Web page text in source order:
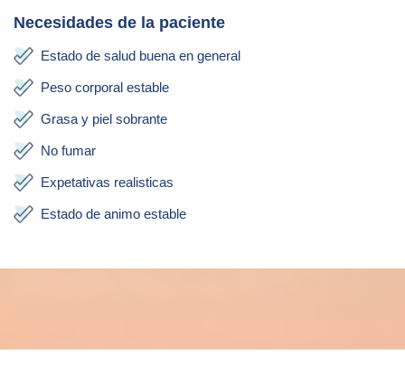
Necesidades de la paciente
Estado de salud buena en general
Peso corporal estable
Grasa y piel sobrante
No fumar
Expetativas realisticas
Estado de animo estable